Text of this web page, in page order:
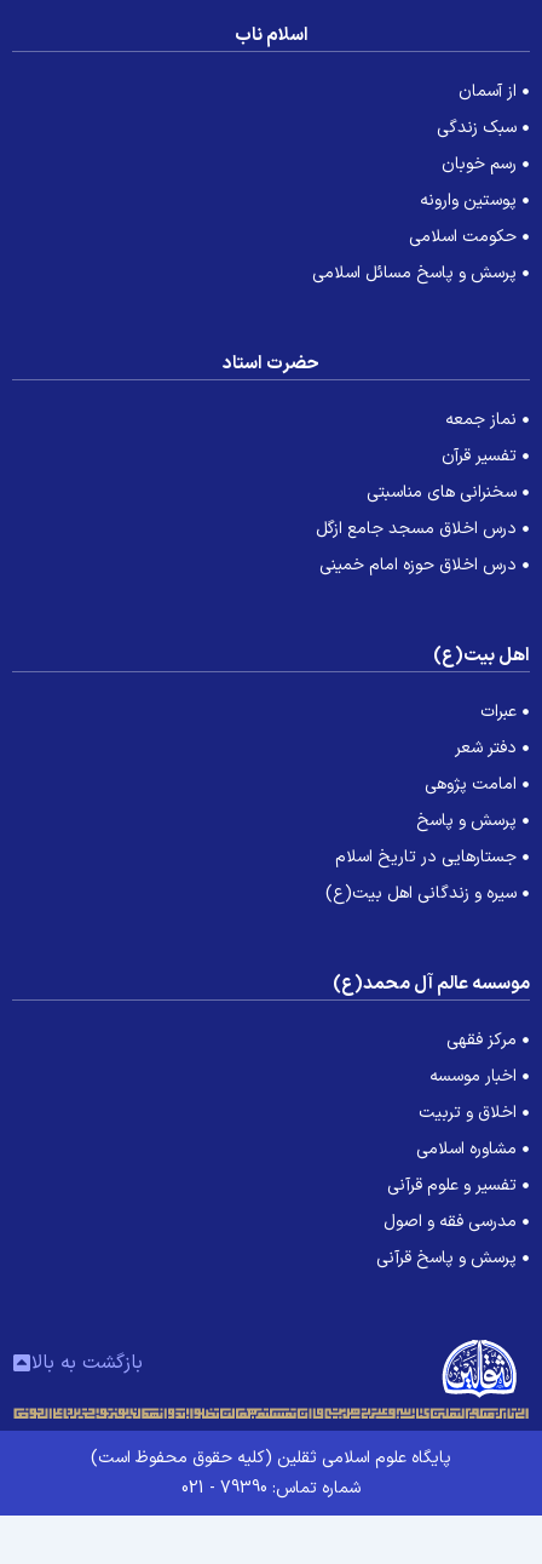
اسلام ناب
از آسمان
سبک زندگی
رسم خوبان
پوستین وارونه
حکومت اسلامی
پرسش و پاسخ مسائل اسلامی
حضرت استاد
نماز جمعه
تفسیر قرآن
سخنرانی های مناسبتی
درس اخلاق مسجد جامع ازگل
درس اخلاق حوزه امام خمینی
بیت(ع)
عبرات
دفتر شعر
امامت پژوهی
پرسش و پاسخ
جستارهایی در تاریخ اسلام
سیره و زندگانی اهل بیت(ع)
عالم آل محمد(ع)
مرکز فقهی
اخبار موسسه
اخلاق و تربیت
مشاوره اسلامی
تفسیر و علوم قرآنی
مدرسی فقه و اصول
پرسش و پاسخ قرآنی
بازگشت به بالا
پایگاه علوم اسلامی ثقلین (کلیه حقوق محفوظ است)
شماره تماس: 79390 - 021